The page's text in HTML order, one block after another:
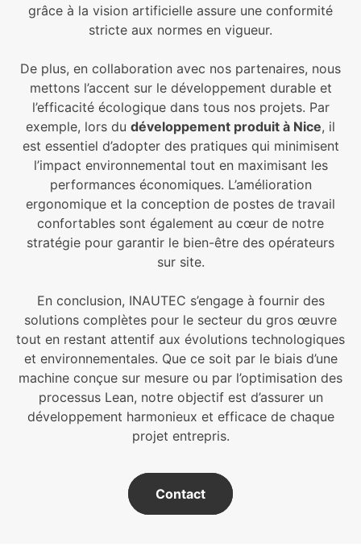
grâce à la vision artificielle assure une conformité
stricte aux normes en vigueur.
De plus, en collaboration avec nos partenaires, nous
mettons l’accent sur le développement durable et
l’efficacité écologique dans tous nos projets. Par
exemple, lors du développement produit à Nice, il
est essentiel d’adopter des pratiques qui minimisent
l’impact environnemental tout en maximisant les
performances économiques. L’amélioration
ergonomique et la conception de postes de travail
confortables sont également au cœur de notre
stratégie pour garantir le bien-être des opérateurs
sur site.
En conclusion, INAUTEC s’engage à fournir des
solutions complètes pour le secteur du gros œuvre
tout en restant attentif aux évolutions technologiques
et environnementales. Que ce soit par le biais d’une
machine conçue sur mesure ou par l’optimisation des
processus Lean, notre objectif est d’assurer un
développement harmonieux et efficace de chaque
projet entrepris.
Contact